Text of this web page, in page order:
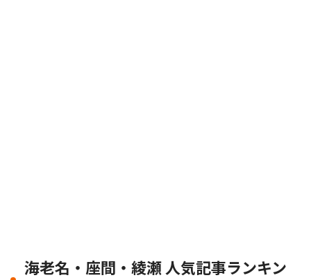
海老名・座間・綾瀬 人気記事ランキン